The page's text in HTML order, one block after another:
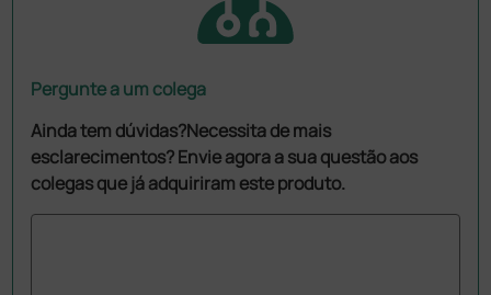
Pergunte a um colega
Ainda tem dúvidas?Necessita de mais
esclarecimentos? Envie agora a sua questão aos
colegas que já adquiriram este produto.